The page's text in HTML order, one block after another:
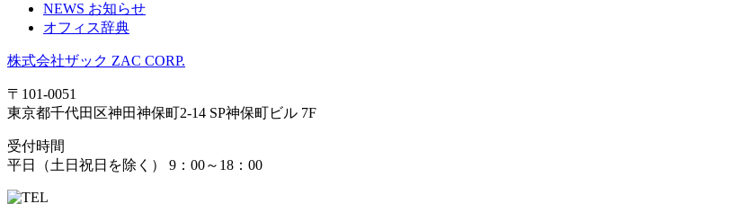
NEWS お知らせ
オフィス辞典
株式会社ザック ZAC CORP.
〒101-0051
東京都千代田区神田神保町2-14 SP神保町ビル 7F
受付時間
平日（土日祝日を除く） 9：00～18：00